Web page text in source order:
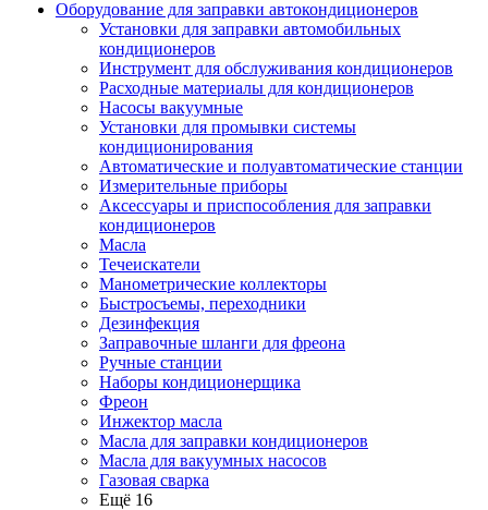
Оборудование для заправки автокондиционеров
Установки для заправки автомобильных
кондиционеров
Инструмент для обслуживания кондиционеров
Расходные материалы для кондиционеров
Насосы вакуумные
Установки для промывки системы
кондиционирования
Автоматические и полуавтоматические станции
Измерительные приборы
Аксессуары и приспособления для заправки
кондиционеров
Масла
Течеискатели
Манометрические коллекторы
Быстросъемы, переходники
Дезинфекция
Заправочные шланги для фреона
Ручные станции
Наборы кондиционерщика
Фреон
Инжектор масла
Масла для заправки кондиционеров
Масла для вакуумных насосов
Газовая сварка
Ещё 16